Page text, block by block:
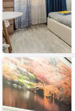
Гостевой
дом
Платформа
9